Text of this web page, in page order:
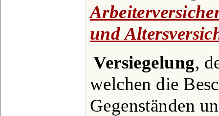
und
Versiegelung,
welchen die
Gegenständen